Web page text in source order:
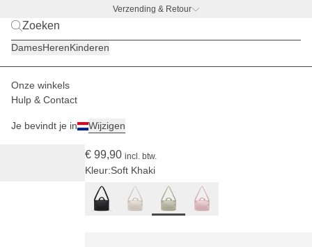
Verzending & Retour
DamesHerenKinderen
Onze winkels
Hulp & Contact
Je bevindt je in Wijzigen
Dames Tassen
€ 99,90 incl. btw.
Kleur:Soft Khaki